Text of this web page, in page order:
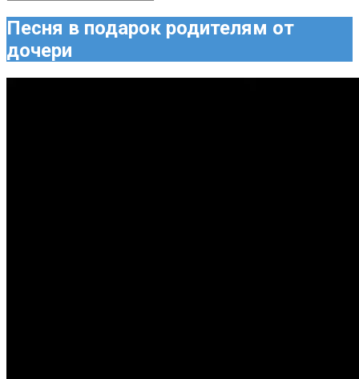
Песня в подарок родителям от
дочери